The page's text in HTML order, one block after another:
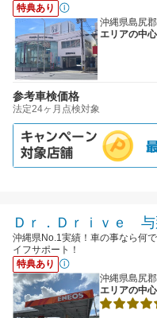
特典あり
沖縄県島尻
エリアの中
参考車検価格
法定24ヶ月点検対象
Ｄｒ．Ｄｒｉｖｅ
沖縄県No.1実績！車の事なら何
イフサポート！
特典あり
沖縄県島尻
エリアの中